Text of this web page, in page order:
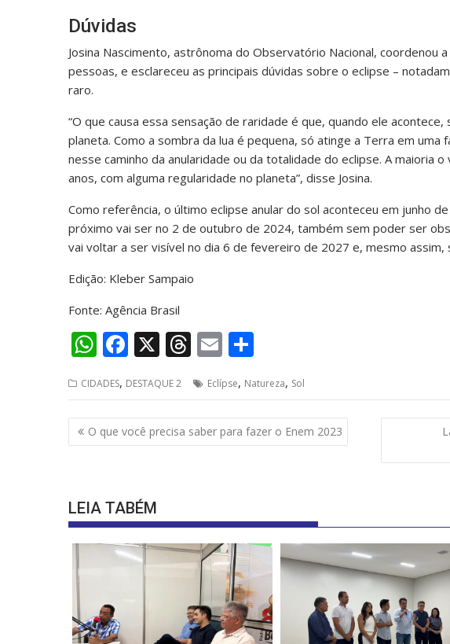
Dúvidas
Josina Nascimento, astrônoma do Observatório Nacional, coordenou
pessoas, e esclareceu as principais dúvidas sobre o eclipse –
raro.
“O que causa essa sensação de raridade é que, quando ele
planeta. Como a sombra da lua é pequena, só atinge a Terra em uma
nesse caminho da anularidade ou da totalidade do eclipse. A maioria
anos, com alguma regularidade no planeta”, disse Josina.
Como referência, o último eclipse anular do sol aconteceu em junho
próximo vai ser no 2 de outubro de 2024, também sem poder ser
vai voltar a ser visível no dia 6 de fevereiro de 2027 e, mesmo assim,
Edição: Kleber Sampaio
Fonte: Agência Brasil
W
at
s
A
p
F
e
b
o
k
X T
re
a
d
E
ai
l
ar
e
CIDADES, DESTAQUE 2 Eclípse, Natureza, Sol
Navegação
de
O que você precisa saber para fazer o Enem 2023
LEIA TABÉM